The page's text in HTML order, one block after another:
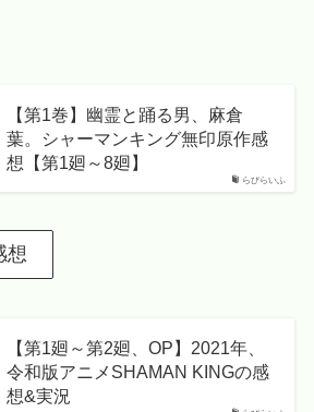
らびらいふ
【第1巻】幽霊と踊る男、麻倉
葉。シャーマンキング無印原作感
想【第1廻～8廻】
想
【第1廻～第2廻、OP】2021年、
令和版アニメSHAMAN KINGの感
想&実況